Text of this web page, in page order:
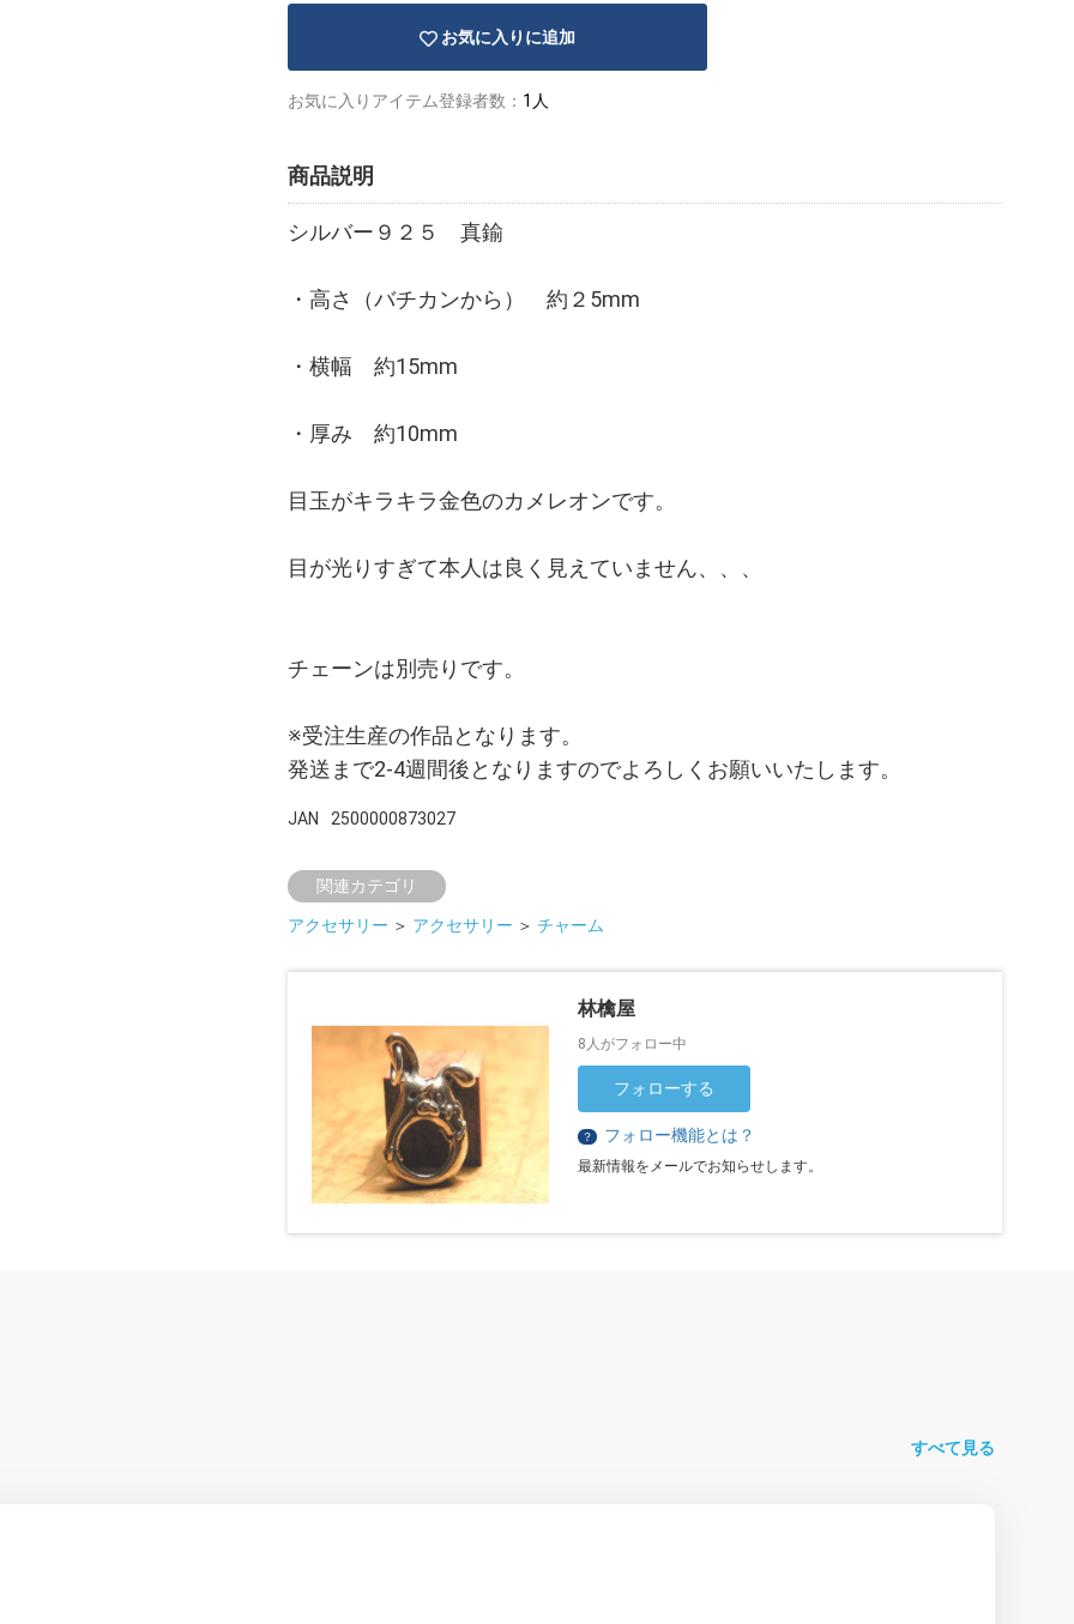
お気に入りに追加
お気に入りアイテム登録者数： 1人
商品説明
シルバー９２５ 真鍮
・高さ（バチカンから） 約２5mm
・横幅 約15mm
・厚み 約10mm
目玉がキラキラ金色のカメレオンです。
目が光りすぎて本人は良く見えていません、、、
チェーンは別売りです。
※受注生産の作品となります。
発送まで2-4週間後となりますのでよろしくお願いいたします。
JAN 2500000873027
関連カテゴリ
アクセサリー ＞ アクセサリー ＞ チャーム
林檎屋
8人がフォロー中
フォローする
？ フォロー機能とは？
最新情報をメールでお知らせします。
すべて見る